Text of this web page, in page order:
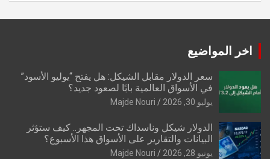
اخر المواضيع
سعر الدولار مقابل الشيكل: هل يفتح “يوليو الأسود”
في الأسواق العالمية بابًا لصعود جديد؟
يوليو 30, 2026 Majde Nouri
الدولار شيكل وناسداك تحت المجهر.. كيف ستؤثر
البيانات والتقارير على الأسواق هذا الأسبوع؟
يونيو 28, 2026 Majde Nouri